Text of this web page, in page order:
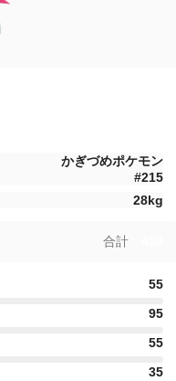
かぎづめポケモン
#215
28kg
合計
55
95
55
35